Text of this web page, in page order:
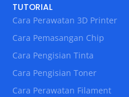
TUTORIAL
Cara Perawatan 3D Printer
Cara Pemasangan Chip
Cara Pengisian Tinta
Cara Pengisian Toner
Cara Perawatan Filament